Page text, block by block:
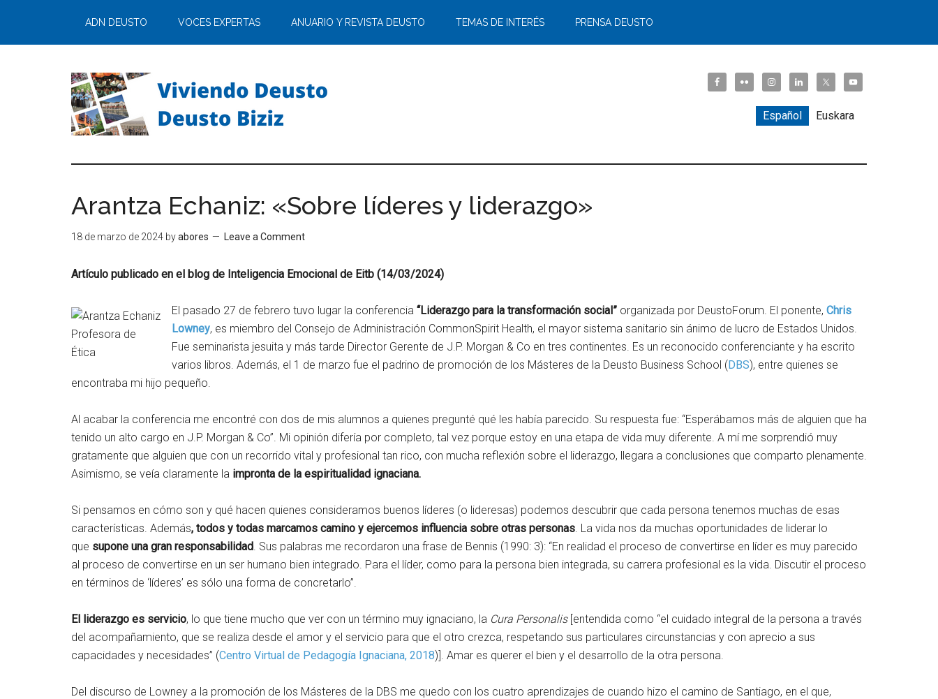
ADN DEUSTO VOCES EXPERTAS ANUARIO Y REVISTA DEUSTO TEMAS DE INTERÉS PRENSA DEUSTO
Español Euskara
Arantza Echaniz: «Sobre líderes y liderazgo»
18 de marzo de 2024 byabores Leave a Comment
Artículo publicado en el blog de Inteligencia Emocional de Eitb (14/03/2024)
Profesora de
Ética
El pasado 27 de febrero tuvo lugar la conferencia “Liderazgo para la transformación social” organizada por DeustoForum. El ponente, Chris
Lowney, es miembro del Consejo de Administración CommonSpirit Health, el mayor sistema sanitario sin ánimo de lucro de Estados Unidos.
Fue seminarista jesuita y más tarde Director Gerente de J.P. Morgan & Co en tres continentes. Es un reconocido conferenciante y ha escrito
varios libros. Además, el 1 de marzo fue el padrino de promoción de los Másteres de la Deusto Business School (DBS), entre quienes se
encontraba mi hijo pequeño.
Al acabar la conferencia me encontré con dos de mis alumnos a quienes pregunté qué les había parecido. Su respuesta fue: “Esperábamos más de alguien que ha
tenido un alto cargo en J.P. Morgan & Co”. Mi opinión difería por completo, tal vez porque estoy en una etapa de vida muy diferente. A mí me sorprendió muy
gratamente que alguien que con un recorrido vital y profesional tan rico, con mucha reflexión sobre el liderazgo, llegara a conclusiones que comparto plenamente.
Asimismo, se veía claramente la impronta de la espiritualidad ignaciana.
Si pensamos en cómo son y qué hacen quienes consideramos buenos líderes (o lideresas) podemos descubrir que cada persona tenemos muchas de esas
características. Además, todos y todas marcamos camino y ejercemos influencia sobre otras personas. La vida nos da muchas oportunidades de liderar lo
que supone una gran responsabilidad. Sus palabras me recordaron una frase de Bennis (1990: 3): “En realidad el proceso de convertirse en líder es muy parecido
al proceso de convertirse en un ser humano bien integrado. Para el líder, como para la persona bien integrada, su carrera profesional es la vida. Discutir el proceso
en términos de ‘líderes’ es sólo una forma de concretarlo”.
El liderazgo es servicio, lo que tiene mucho que ver con un término muy ignaciano, la Cura Personalis[entendida como “el cuidado integral de la persona a través
del acompañamiento, que se realiza desde el amor y el servicio para que el otro crezca, respetando sus particulares circunstancias y con aprecio a sus
capacidades y necesidades” (Centro Virtual de Pedagogía Ignaciana, 2018)]. Amar es querer el bien y el desarrollo de la otra persona.
Del discurso de Lowney a la promoción de los Másteres de la DBS me quedo con los cuatro aprendizajes de cuando hizo el camino de Santiago, en el que,